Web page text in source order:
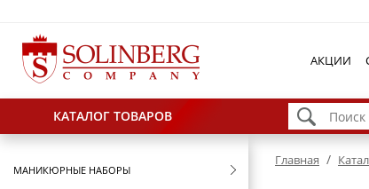
АКЦИИ
КАТАЛОГ ТОВАРОВ
МАНИКЮРНЫЕ НАБОРЫ
Главная /